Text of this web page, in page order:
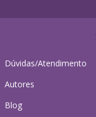
Dúvidas/Atendimento
Autores
Blog